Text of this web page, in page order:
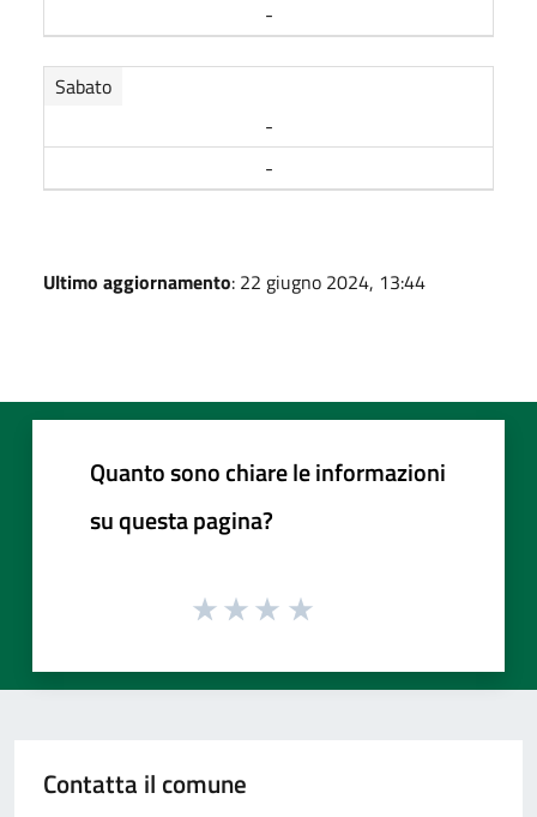
-
Sabato
-
-
Ultimo aggiornamento: 22 giugno 2024, 13:44
Quanto sono chiare le informazioni
su questa pagina?
Contatta il comune